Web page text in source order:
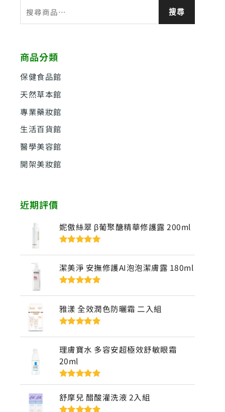
尋
字
:
搜尋
商品分類
保健食品館
天然草本館
專業藥妝館
生活百貨館
醫學美容館
開架美妝館
近期評價
妮傲絲翠 β葡聚醣精華修護露 200ml
5
潔美淨 安撫修護AI泡泡潔膚露 180ml
雅漾 全效潤色防曬霜 二入組
5
理膚寶水 多容安超極效舒敏眼霜
20ml
評分5滿分
5
舒摩兒 醋酸灌洗液 2入組